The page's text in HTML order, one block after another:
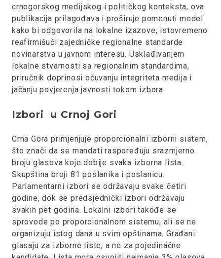
crnogorskog medijskog i političkog konteksta, ova
publikacija prilagođava i proširuje pomenuti model
kako bi odgovorila na lokalne izazove, istovremeno
reafirmišući zajedničke regionalne standarde
novinarstva u javnom interesu. Usklađivanjem
lokalne stvarnosti sa regionalnim standardima,
priručnik doprinosi očuvanju integriteta medija i
jačanju povjerenja javnosti tokom izbora.
Izbori u Crnoj Gori
Crna Gora primjenjuje proporcionalni izborni sistem,
što znači da se mandati raspoređuju srazmjerno
broju glasova koje dobije svaka izborna lista.
Skupština broji 81 poslanika i poslanicu.
Parlamentarni izbori se održavaju svake četiri
godine, dok se predsjednički izbori održavaju
svakih pet godina. Lokalni izbori takođe se
sprovode po proporcionalnom sistemu, ali se ne
organizuju istog dana u svim opštinama. Građani
glasaju za izborne liste, a ne za pojedinačne